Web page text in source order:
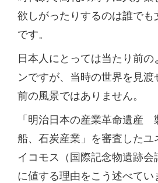
欲しがったりするのは誰でも
です。
日本人にとっては当たり前
ンですが、当時の世界を見渡
前の風景ではありません。
「明治日本の産業革命遺産
船、石炭産業」を審査した
イコモス（国際記念物遺跡
に値する理由をこう述べてい